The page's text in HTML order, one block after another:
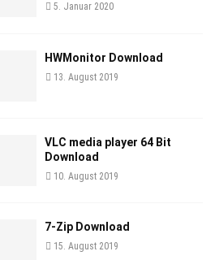
5. Januar 2020
HWMonitor Download
13. August 2019
VLC media player 64 Bit
Download
10. August 2019
7-Zip Download
15. August 2019